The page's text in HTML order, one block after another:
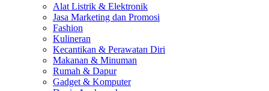
Alat Listrik & Elektronik
Jasa Marketing dan Promosi
Fashion
Kulineran
Kecantikan & Perawatan Diri
Makanan & Minuman
Rumah & Dapur
Gadget & Komputer